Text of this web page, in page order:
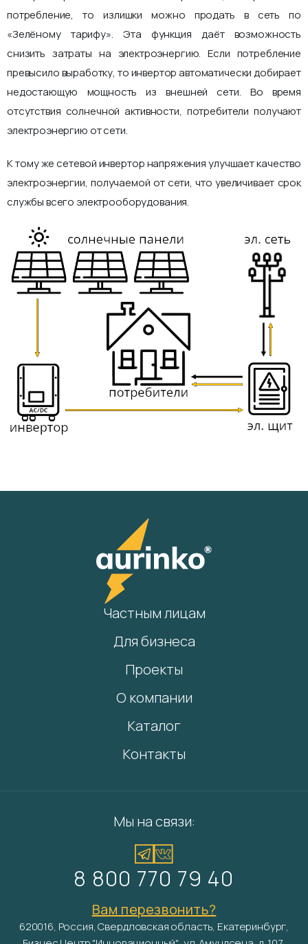
потребление, то излишки можно продать в сеть по
«Зелёному тарифу». Эта функция даёт возможность
снизить затраты на электроэнергию. Если потребление
превысило выработку, то инвертор автоматически добирает
недостающую мощность из внешней сети. Во время
отсутствия солнечной активности, потребители получают
электроэнергию от сети.
К тому же сетевой инвертор напряжения улучшает качество
электроэнергии, получаемой от сети, что увеличивает срок
службы всего электрооборудования.
Частным лицам
Для бизнеса
Проекты
О компании
Каталог
Контакты
Мы на связи:
8 800 770 79 40
Вам перезвонить?
620016, Россия, Свердловская область, Екатеринбург,